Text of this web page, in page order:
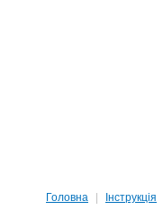
Головна Інструкція